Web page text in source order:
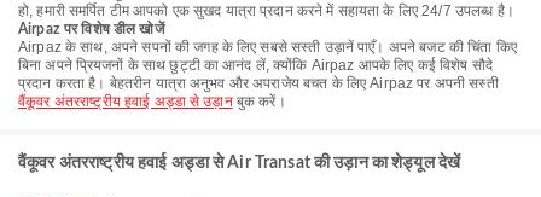
हो, हमारी समर्पित टीम आपको एक सुखद यात्रा प्रदान करने में सहायता के लिए 24/7 उपलब्ध है।
Airpaz पर विशेष डील खोजें
Airpaz के साथ, अपने सपनों की जगह के लिए सबसे सस्ती उड़ानें पाएँ। अपने बजट की चिंता किए
बिना अपने प्रियजनों के साथ छुट्टी का आनंद लें, क्योंकि Airpaz आपके लिए कई विशेष सौदे
प्रदान करता है। बेहतरीन यात्रा अनुभव और अपराजेय बचत के लिए Airpaz पर अपनी सस्ती
वैंकूवर अंतरराष्ट्रीय हवाई अड्डा से उड़ानबुक करें।
वैंकूवर अंतरराष्ट्रीय हवाई अड्डा से Air Transat की उड़ान का शेड्यूल देखें